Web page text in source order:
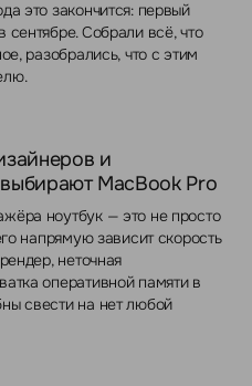
это закончится: первый
Собрали всё, что
разобрались, что с этим
и
MacBook Pro
ноутбук — это не просто
напрямую зависит скорость
неточная
оперативной памяти в
свести на нет любой